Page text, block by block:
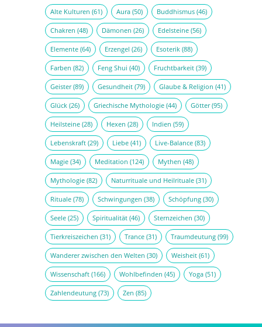
Alte Kulturen (61) Aura(50) Buddhismus(46)
Chakren (48) Dämonen (26) Edelsteine(56)
Elemente(64) Erzengel (26) Esoterik(88)
Farben (82) Feng Shui (40) Fruchtbarkeit(39)
Geister(89) Gesundheit(79) Glaube & Religion (41)
Glück(26) Griechische Mythologie(44) Götter(95)
Heilsteine(28) Hexen (28) Indien (59)
Lebenskraft(29) Liebe(41) Live-Balance(83)
Magie(34) Meditation (124) Mythen (48)
Mythologie(82) Naturrituale und Heilrituale(31)
Rituale(78) Schwingungen (38) Schöpfung(30)
Seele(25) Spiritualität(46) Sternzeichen (30)
Tierkreiszeichen (31) Trance(31) Traumdeutung(99)
Wanderer zwischen den Welten (30) Weisheit(61)
Wissenschaft(166) Wohlbefinden (45) Yoga(51)
Zahlendeutung(73) Zen (85)